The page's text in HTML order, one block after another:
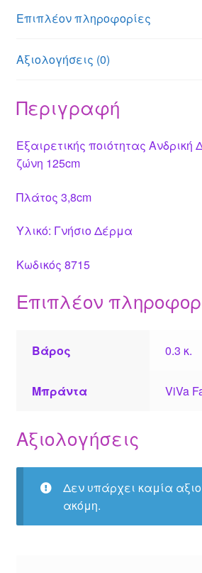
er p
Επιπλέον πληροφορίες
Αξιολογήσεις (0)
Περιγραφή
Εξαιρετικής ποιότητας
ζώνη 125cm
Πλάτος 3,8cm
Υλικό: Γνήσιο Δέρμα
Κωδικός 8715
Επιπλέον
Βάρος 0.3 κ.
Μπράντα ViVa
Αξιολογήσεις
Δεν υπάρχει καμία
ακόμη.